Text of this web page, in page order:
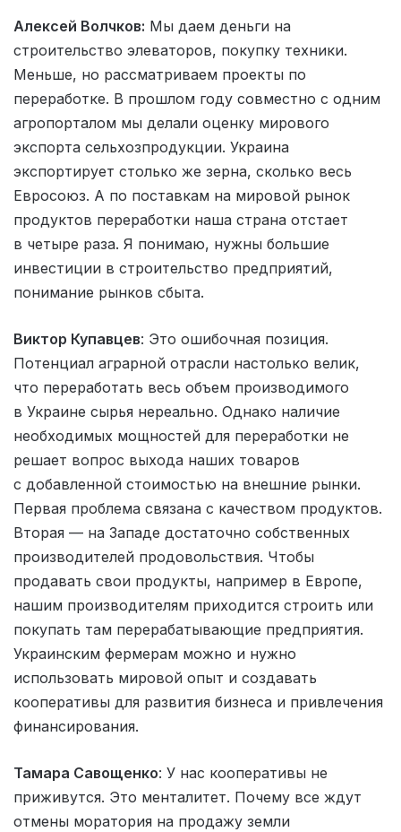
Алексей Волчков: Мы даем деньги на
строительство элеваторов, покупку техники.
Меньше, но рассматриваем проекты по
переработке. В прошлом году совместно с одним
агропорталом мы делали оценку мирового
экспорта сельхозпродукции. Украина
экспортирует столько же зерна, сколько весь
Евросоюз. А по поставкам на мировой рынок
продуктов переработки наша страна отстает
в четыре раза. Я понимаю, нужны большие
инвестиции в строительство предприятий,
понимание рынков сбыта.
Виктор Купавцев: Это ошибочная позиция.
Потенциал аграрной отрасли настолько велик,
что переработать весь объем производимого
в Украине сырья нереально. Однако наличие
необходимых мощностей для переработки не
решает вопрос выхода наших товаров
с добавленной стоимостью на внешние рынки.
Первая проблема связана с качеством продуктов.
Вторая — на Западе достаточно собственных
производителей продовольствия. Чтобы
продавать свои продукты, например в Европе,
нашим производителям приходится строить или
покупать там перерабатывающие предприятия.
Украинским фермерам можно и нужно
использовать мировой опыт и создавать
кооперативы для развития бизнеса и привлечения
финансирования.
Тамара Савощенко: У нас кооперативы не
приживутся. Это менталитет. Почему все ждут
отмены моратория на продажу земли